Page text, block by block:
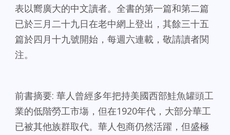
表以嚮廣大的中文讀者。全書的第一篇和第二篇
已於三月二十九日在老中網上登出，其餘三十五
篇於四月十九號開始，每週六連載，敬請讀者関
注。
前書摘要: 華人曾經多年把持美國西部鮭魚罐頭工
業的低階勞工市塲，但在1920年代，大部分華工
已被其他族群取代。華人包商仍然活躍，但盛極